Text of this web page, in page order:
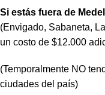
Si estás fuera de
(Envigado, Sabaneta,
un costo de $12.000
(Temporalmente NO
ciudades del país)